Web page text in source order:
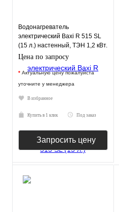
Водонагреватель
электрический Baxi R 515 SL
(15 л.) настенный, ТЭН 1,2 кВт.
Цена по запросу
* Актуальную цену пожалуйста
уточните у менеджера
В избранное
Купить в 1 клик Под заказ
Запросить цену